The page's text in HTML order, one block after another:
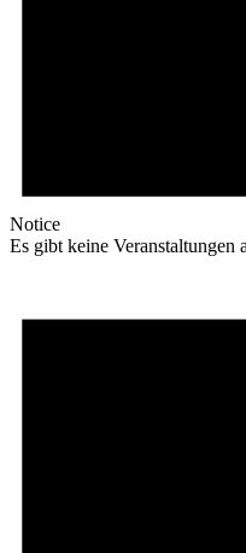
Notice
Es gibt keine Veranstaltungen